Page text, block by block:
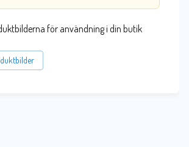
för användning i din butik